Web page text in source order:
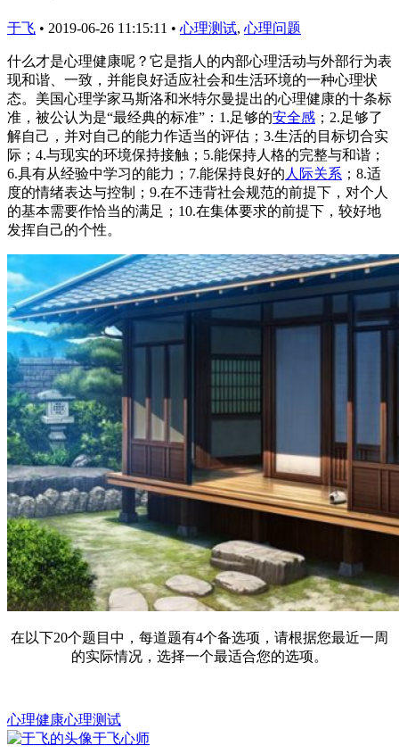
于飞 • 2019-06-26 11:15:11 • 心理测试, 心理问题
什么才是心理健康呢？它是指人的内部心理活动与外部行为表
现和谐、一致，并能良好适应社会和生活环境的一种心理状
态。美国心理学家马斯洛和米特尔曼提出的心理健康的十条标
准，被公认为是“最经典的标准”：1.足够的安全感 ；2.足够了
解自己，并对自己的能力作适当的评估；3.生活的目标切合实
际；4.与现实的环境保持接触；5.能保持人格的完整与和谐；
6.具有从经验中学习的能力；7.能保持良好的 人际关系 ；8.适
度的情绪表达与控制；9.在不违背社会规范的前提下，对个人
的基本需要作恰当的满足；10.在集体要求的前提下，较好地
发挥自己的个性。
在以下20个题目中，每道题有4个备选项，请根据您最近一周
的实际情况，选择一个最适合您的选项。
心理健康心理测试
于飞心师